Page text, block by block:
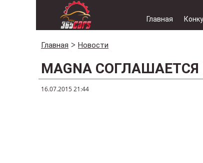
Главная
Главная Новости
MAGNA СОГЛАШАЕТСЯ
16.07.2015 21:44